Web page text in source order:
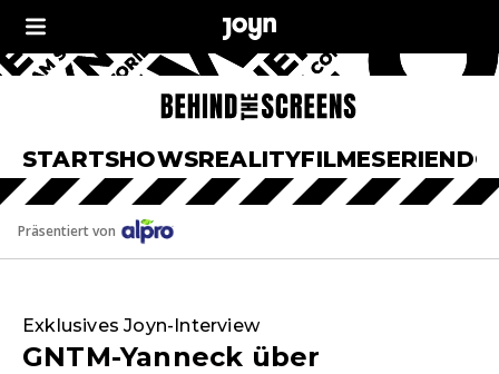
STARTSHOWSREALITYFILMESERIEN
Präsentiert von
Exklusives Joyn-Interview
GNTM-Yanneck über